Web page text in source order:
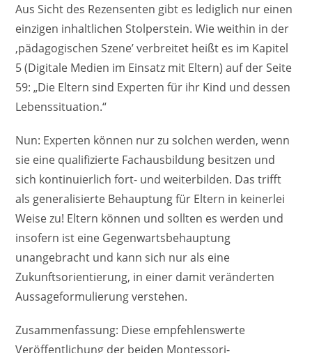
Aus Sicht des Rezensenten gibt es lediglich nur einen
einzigen inhaltlichen Stolperstein. Wie weithin in der
‚pädagogischen Szene’ verbreitet heißt es im Kapitel
5 (Digitale Medien im Einsatz mit Eltern) auf der Seite
59: „Die Eltern sind Experten für ihr Kind und dessen
Lebenssituation.“
Nun: Experten können nur zu solchen werden, wenn
sie eine qualifizierte Fachausbildung besitzen und
sich kontinuierlich fort- und weiterbilden. Das trifft
als generalisierte Behauptung für Eltern in keinerlei
Weise zu! Eltern können und sollten es werden und
insofern ist eine Gegenwartsbehauptung
unangebracht und kann sich nur als eine
Zukunftsorientierung, in einer damit veränderten
Aussageformulierung verstehen.
Zusammenfassung: Diese empfehlenswerte
Veröffentlichung der beiden Montessori-